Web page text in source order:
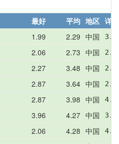
最好 平均 地区 详情
1.99 2.29 中国
2.06 2.73 中国
2.27 3.48 中国
2.87 3.64 中国
2.87 3.98 中国
3.96 4.27 中国
2.06 4.28 中国